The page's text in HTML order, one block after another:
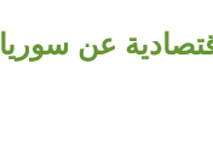
عن سوريا